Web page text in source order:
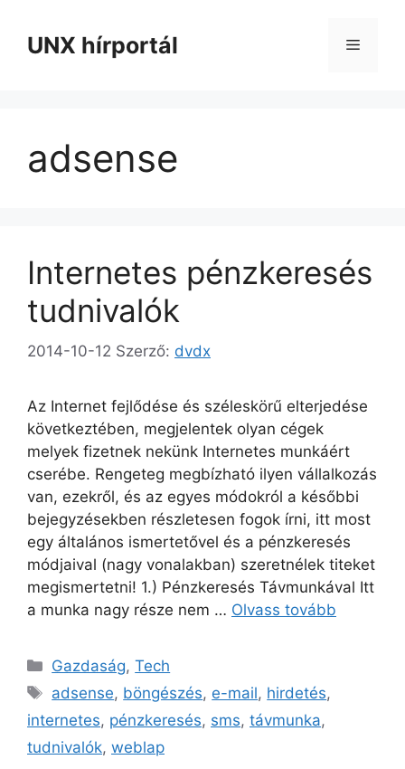
tartalomba
UNX hírportál Menü
adsense
Internetes pénzkeresés
tudnivalók
2014-10-12 Szerző: dvdx
Az Internet fejlődése és széleskörű elterjedése
következtében, megjelentek olyan cégek
melyek fizetnek nekünk Internetes munkáért
cserébe. Rengeteg megbízható ilyen vállalkozás
van, ezekről, és az egyes módokról a későbbi
bejegyzésekben részletesen fogok írni, itt most
egy általános ismertetővel és a pénzkeresés
módjaival (nagy vonalakban) szeretnélek titeket
megismertetni! 1.) Pénzkeresés Távmunkával Itt
a munka nagy része nem … Olvass tovább
Kategória
Gazdaság,Tech
Címkék
adsense, böngészés, e-mail, hirdetés,
internetes, pénzkeresés, sms, távmunka,
tudnivalók, weblap